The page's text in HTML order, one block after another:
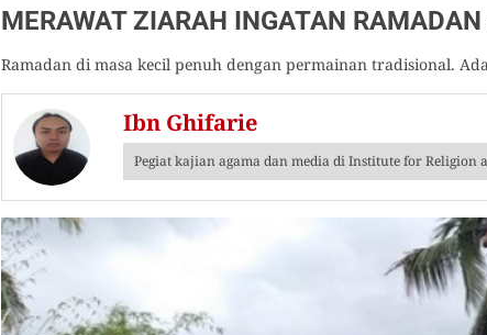
MERAWAT ZIARAH INGATAN
Ramadan di masa kecil penuh dengan permainan tradisional.
Ibn Ghifarie
Pegiat kajian agama dan media di Institute for Religion